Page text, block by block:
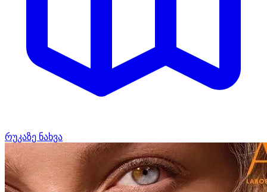
რუკაზე ნახვა